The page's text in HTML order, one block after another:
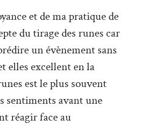
et de ma pratique de
du tirage des runes car
un évènement sans
elles excellent en la
est le plus souvent
sentiments avant une
réagir face au